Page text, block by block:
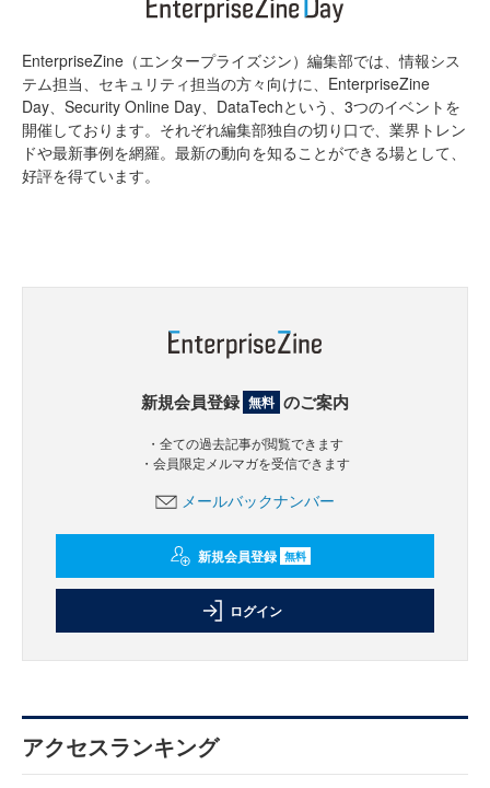
EnterpriseZine（エンタープライズジン）編集部では、情報シス
テム担当、セキュリティ担当の方々向けに、EnterpriseZine
Day、Security Online Day、DataTechという、3つのイベントを
開催しております。それぞれ編集部独自の切り口で、業界トレン
ドや最新事例を網羅。最新の動向を知ることができる場として、
好評を得ています。
新規会員登録 無料 のご案内
・全ての過去記事が閲覧できます
・会員限定メルマガを受信できます
メールバックナンバー
新規会員登録 無料
ログイン
アクセスランキング